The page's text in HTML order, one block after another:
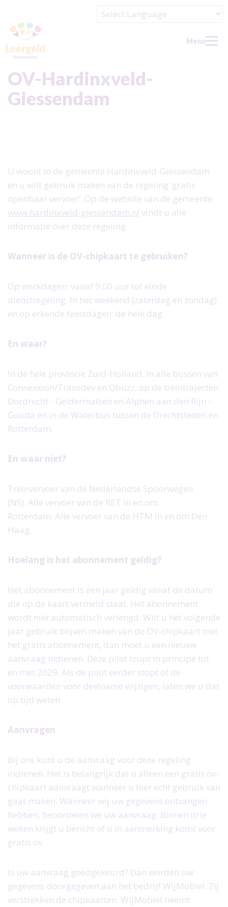
Powered by
Home
Over ons
Wie zijn wij?
Doel en beleid
ANBI
Contact
Help ons
Menu
OV-Hardinxveld-
Giessendam
U woont in de gemeente Hardinxveld-Giessendam
en u wilt gebruik maken van de regeling ‘gratis
openbaar vervoer’. Op de website van de gemeente
www.hardinxveld-giessendam.nl vindt u alle
informatie over deze regeling.
Wanneer is de OV-chipkaart te gebruiken?
Op werkdagen: vanaf 9.00 uur tot einde
dienstregeling. In het weekend (zaterdag en zondag)
en op erkende feestdagen: de hele dag.
En waar?
In de hele provincie Zuid-Holland. In alle bussen van
Connexxion/Transdev en Qbuzz, op de treintrajecten
Dordrecht - Geldermalsen en Alphen aan den Rijn -
Gouda en in de Waterbus tussen de Drechtsteden en
Rotterdam.
En waar niet?
Treinvervoer van de Nederlandse Spoorwegen
(NS). Alle vervoer van de RET in en om
Rotterdam. Alle vervoer van de HTM in en om Den
Haag.
Hoelang is het abonnement geldig?
Het abonnement is een jaar geldig vanaf de datum
die op de kaart vermeld staat. Het abonnement
wordt niet automatisch verlengd. Wilt u het volgende
jaar gebruik blijven maken van de OV-chipkaart met
het gratis abonnement, dan moet u een nieuwe
aanvraag indienen. Deze pilot loopt in principe tot
en met 2029. Als de pilot eerder stopt of de
voorwaarden voor deelname wijzigen, laten we u dat
op tijd weten.
Aanvragen
Bij ons kunt u de aanvraag voor deze regeling
indienen. Het is belangrijk dat u alleen een gratis ov-
chipkaart aanvraagt wanneer u hier echt gebruik van
gaat maken. Wanneer wij uw gegevens ontvangen
hebben, beoordelen we uw aanvraag. Binnen drie
weken krijgt u bericht of u in aanmerking komt voor
gratis ov.
Is uw aanvraag goedgekeurd? Dan worden uw
gegevens doorgegeven aan het bedrijf WijMobiel. Zij
verstrekken de chipkaarten. WijMobiel neemt